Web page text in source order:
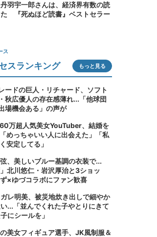
羽宇一郎さんは、経済界有数の読
『死ぬほど読書』ベストセラー
ス
スランキング もっと見る
ードの巨人・リチャード、ソフト
秋広優人の存在感薄れ...「他球団
場機会ある」の声が
万超人気美女YouTuber、結婚を
めっちゃいい人に出会えた」「私
安定してる」
、美しいブルー基調の衣装で...
」北川悠仁・岩沢厚治と3ショッ
×ゆづコラボにファン歓喜
レ明美、被災地炊き出しで細やか
...「並んでくれた子やとりにきて
にシールを」
の美女フィギュア選手、JK風制服＆